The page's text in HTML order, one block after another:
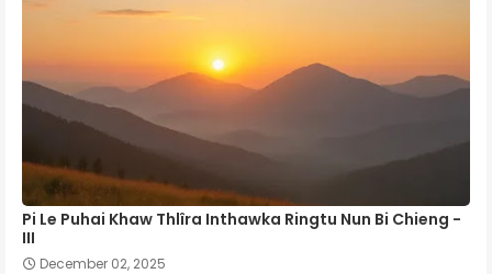
Pi Le Puhai Khaw Thlîra Inthawka Ringtu Nun Bi Chieng -
III
December 02, 2025